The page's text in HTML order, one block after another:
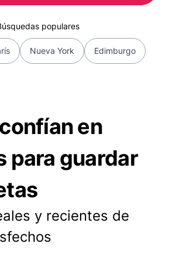
populares
Nueva York Edimburgo
en
para guardar
y recientes de